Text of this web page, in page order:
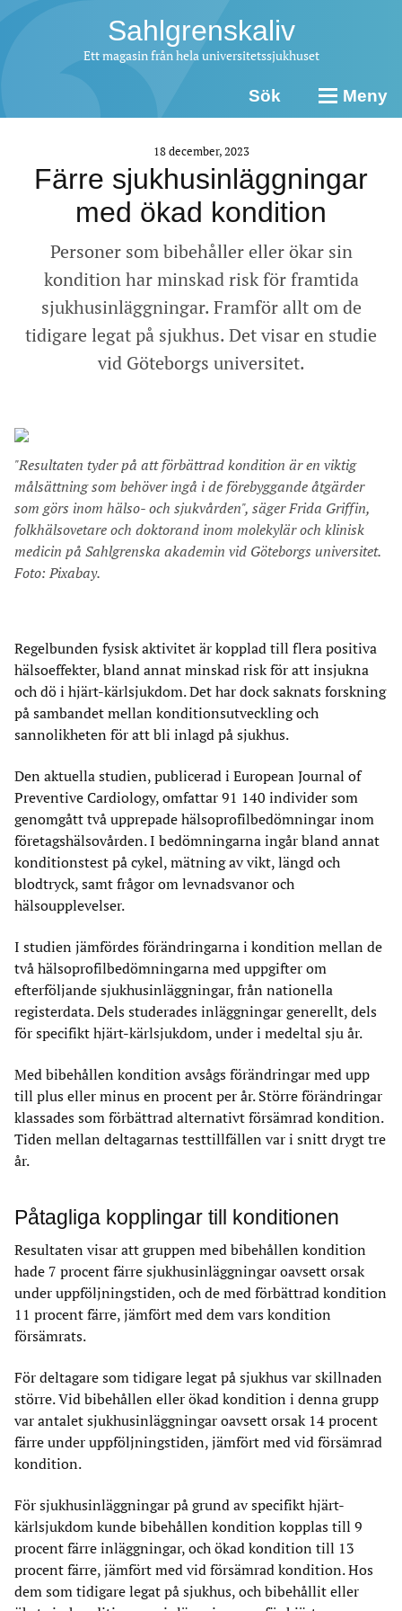
Sahlgrenskaliv
Ett magasin från hela universitetssjukhuset
Sök Meny
18 december, 2023
Färre sjukhusinläggningar
med ökad kondition
Personer som bibehåller eller ökar sin
kondition har minskad risk för framtida
sjukhusinläggningar. Framför allt om de
tidigare legat på sjukhus. Det visar en studie
vid Göteborgs universitet.
"Resultaten tyder på att förbättrad kondition är en viktig
målsättning som behöver ingå i de förebyggande åtgärder
som görs inom hälso- och sjukvården", säger Frida Griffin,
folkhälsovetare och doktorand inom molekylär och klinisk
medicin på Sahlgrenska akademin vid Göteborgs universitet.
Foto: Pixabay.
Regelbunden fysisk aktivitet är kopplad till flera positiva
hälsoeffekter, bland annat minskad risk för att insjukna
och dö i hjärt-kärlsjukdom. Det har dock saknats forskning
på sambandet mellan konditionsutveckling och
sannolikheten för att bli inlagd på sjukhus.
Den aktuella studien, publicerad i European Journal of
Preventive Cardiology, omfattar 91 140 individer som
genomgått två upprepade hälsoprofilbedömningar inom
företagshälsovården. I bedömningarna ingår bland annat
konditionstest på cykel, mätning av vikt, längd och
blodtryck, samt frågor om levnadsvanor och
hälsoupplevelser.
I studien jämfördes förändringarna i kondition mellan de
två hälsoprofilbedömningarna med uppgifter om
efterföljande sjukhusinläggningar, från nationella
registerdata. Dels studerades inläggningar generellt, dels
för specifikt hjärt-kärlsjukdom, under i medeltal sju år.
Med bibehållen kondition avsågs förändringar med upp
till plus eller minus en procent per år. Större förändringar
klassades som förbättrad alternativt försämrad kondition.
Tiden mellan deltagarnas testtillfällen var i snitt drygt tre
år.
Påtagliga kopplingar till konditionen
Resultaten visar att gruppen med bibehållen kondition
hade 7 procent färre sjukhusinläggningar oavsett orsak
under uppföljningstiden, och de med förbättrad kondition
11 procent färre, jämfört med dem vars kondition
försämrats.
För deltagare som tidigare legat på sjukhus var skillnaden
större. Vid bibehållen eller ökad kondition i denna grupp
var antalet sjukhusinläggningar oavsett orsak 14 procent
färre under uppföljningstiden, jämfört med vid försämrad
kondition.
För sjukhusinläggningar på grund av specifikt hjärt-
kärlsjukdom kunde bibehållen kondition kopplas till 9
procent färre inläggningar, och ökad kondition till 13
procent färre, jämfört med vid försämrad kondition. Hos
dem som tidigare legat på sjukhus, och bibehållit eller